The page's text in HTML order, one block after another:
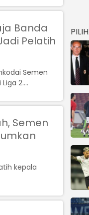
Banda
Pelatih
Semen
2....
Semen
kepala